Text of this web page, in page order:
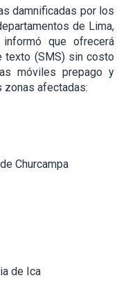
damnificadas por los
de Lima,
que ofrecerá
texto (SMS) sin costo
móviles prepago y
zonas afectadas:
Churcampa
de Ica